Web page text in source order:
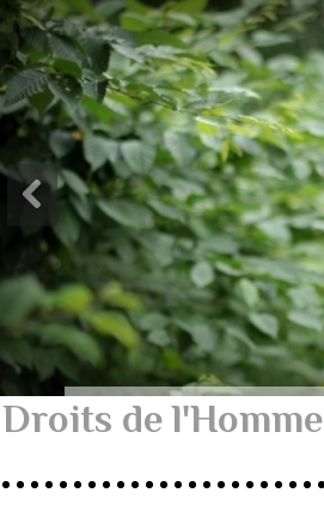
Droits de l'Homme